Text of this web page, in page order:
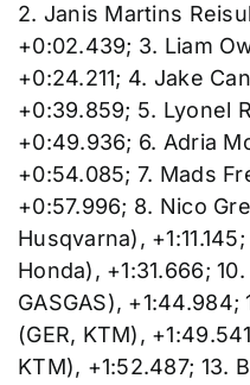
2. Janis Martins
+0:02.439; 3. Liam
+0:24.211; 4. Jake
+0:39.859; 5. Lyonel
+0:49.936; 6. Adria
+0:54.085; 7. Mads
+0:57.996; 8. Nico
Husqvarna),
Honda), +1:31.666;
GASGAS), +1:44.984;
(GER, KTM),
KTM), +1:52.487; 13.